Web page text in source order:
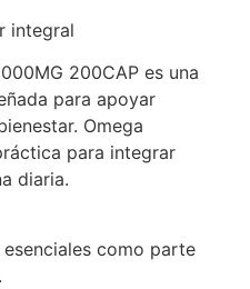
integral
200CAP es una
para apoyar
Omega
para integrar
diaria.
como parte